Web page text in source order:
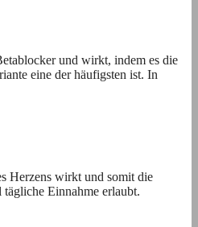
und wirkt, indem es die
eine der häufigsten ist. In
Herzens wirkt und somit die
Einnahme erlaubt.